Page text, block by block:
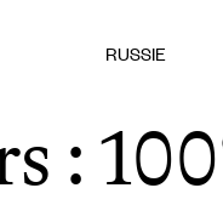
RUSSIE
: